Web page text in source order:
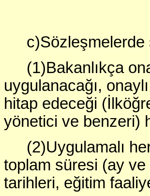
(1)Bakanlıkça
uygulanacağı,
hitap edeceği
yönetici ve benzeri)
(2)Uygulamalı
toplam süresi (ay
tarihleri, eğitim